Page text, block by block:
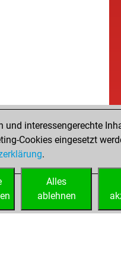
und interessengerechte
Cookies eingesetzt
.
Alles
ablehnen